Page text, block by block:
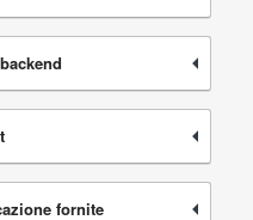
fornite